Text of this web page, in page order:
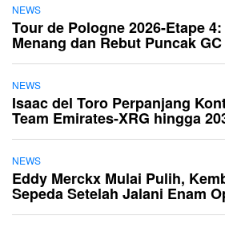
NEWS
Tour de Pologne 2026-Etape
Menang dan Rebut Puncak GC
NEWS
Isaac del Toro Perpanjang
Team Emirates-XRG hingga
NEWS
Eddy Merckx Mulai Pulih,
Sepeda Setelah Jalani Enam